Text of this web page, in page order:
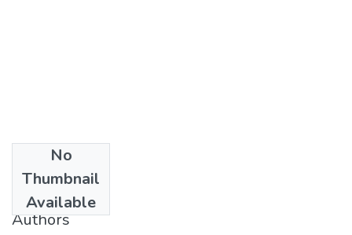
No
Thumbnail
Available
2010-09-09
Authors